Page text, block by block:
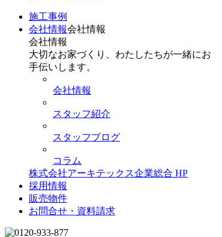
施工事例
会社情報会社情報
会社情報
大切なお家づくり、わたしたちが一緒にお
手伝いします。
会社情報
スタッフ紹介
スタッフブログ
コラム
株式会社アーキテックス企業総合 HP
採用情報
販売物件
お問合せ・資料請求